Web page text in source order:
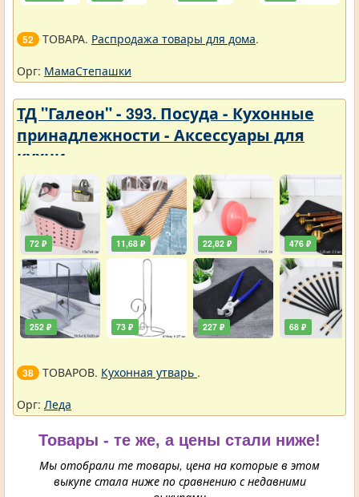
52 ТОВАРА. Распродажа товары для дома.
Орг: МамаСтепашки
ТД "Галеон" - 393. Посуда - Кухонные
принадлежности - Аксессуары для
кухни
72 ₽
252 ₽
11,68 ₽
73 ₽
22,82 ₽
227 ₽
476 ₽
68 ₽
38 ТОВАРОВ. Кухонная утварь .
Орг: Леда
Товары - те же, а цены стали ниже!
Мы отобрали те товары, цена на которые в этом
выкупе стала ниже по сравнению с недавними